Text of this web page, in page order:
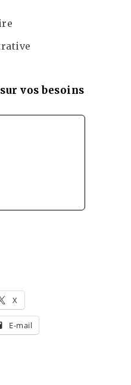
vos besoins
X
E-mail